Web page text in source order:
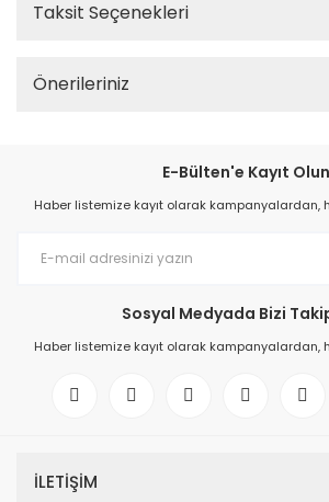
Taksit Seçenekleri
Önerileriniz
E-Bülten'e Kayıt Olun
Haber listemize kayıt olarak kampanyalardan,
Sosyal Medyada Bizi
Haber listemize kayıt olarak kampanyalardan,
İLETİŞİM